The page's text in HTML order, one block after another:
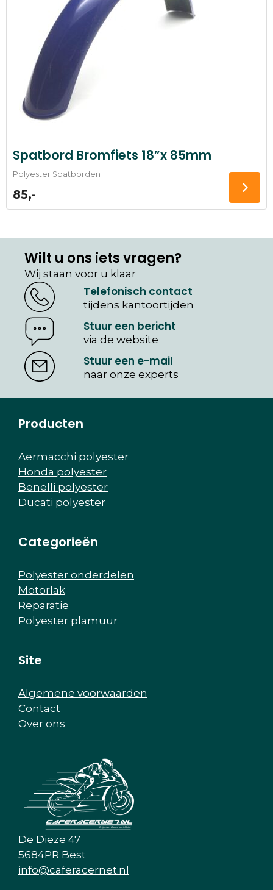
Spatbord Bromfiets 18”x 85mm
Polyester Spatborden
85,-
Wilt u ons iets vragen?
Wij staan voor u klaar
Telefonisch contact
tijdens kantoortijden
Stuur een bericht
via de website
Stuur een e-mail
naar onze experts
Producten
Aermacchi polyester
Honda polyester
Benelli polyester
Ducati polyester
Categorieën
Polyester onderdelen
Motorlak
Reparatie
Polyester plamuur
Site
Algemene voorwaarden
Contact
Over ons
De Dieze 47
5684PR Best
info@caferacernet.nl